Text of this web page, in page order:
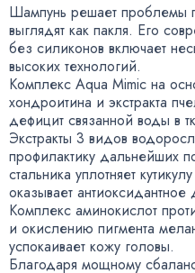
Шампунь решает проблемы
выглядят как пакля. Его
без силиконов включает
высоких технологий.
Комплекс Aqua Mimic на
хондроитина и экстракта
дефицит связанной воды в
Экстракты 3 видов
профилактику дальнейших
стальника уплотняет
оказывает антиоксидантное
Комплекс аминокислот
и окислению пигмента
успокаивает кожу головы.
Благодаря мощному